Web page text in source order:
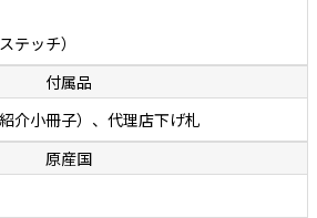
テッチ）
付属品
介小冊子）、代理店下げ札
原産国